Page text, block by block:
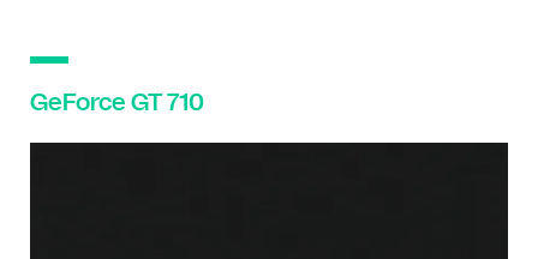
GeForce GT 710